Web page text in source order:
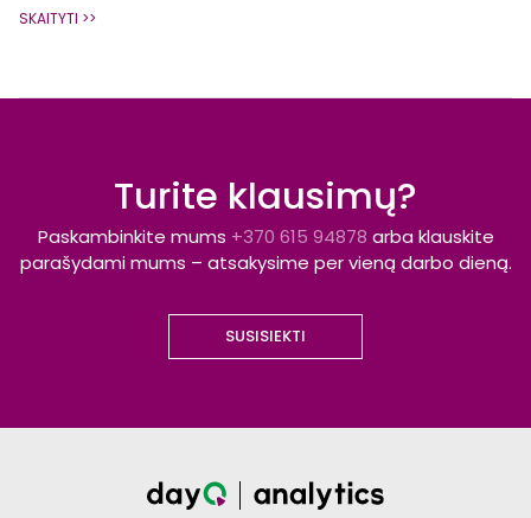
SKAITYTI >>
Turite klausimų?
Paskambinkite mums +370 615 94878 arba klauskite
parašydami mums – atsakysime per vieną darbo dieną.
SUSISIEKTI